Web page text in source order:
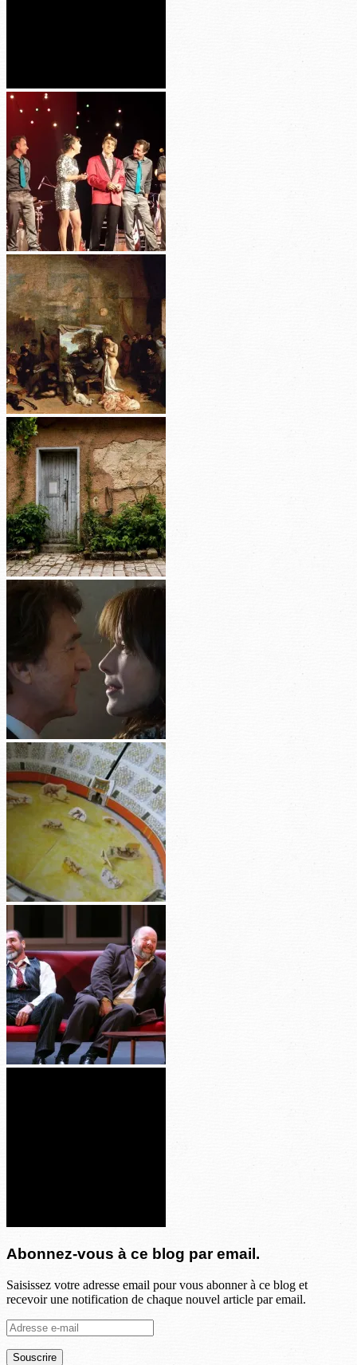
Abonnez-vous à ce blog par email.
Saisissez votre adresse email pour vous abonner à ce blog et
recevoir une notification de chaque nouvel article par email.
Adresse
e-
mail